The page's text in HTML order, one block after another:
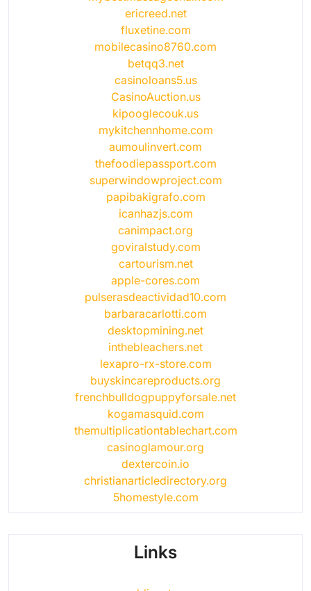
ericreed.net
fluxetine.com
mobilecasino8760.com
betqq3.net
casinoloans5.us
CasinoAuction.us
kipooglecouk.us
mykitchennhome.com
aumoulinvert.com
thefoodiepassport.com
superwindowproject.com
papibakigrafo.com
icanhazjs.com
canimpact.org
goviralstudy.com
cartourism.net
apple-cores.com
pulserasdeactividad10.com
barbaracarlotti.com
desktopmining.net
inthebleachers.net
lexapro-rx-store.com
buyskincareproducts.org
frenchbulldogpuppyforsale.net
kogamasquid.com
themultiplicationtablechart.com
casinoglamour.org
dextercoin.io
christianarticledirectory.org
5homestyle.com
Links